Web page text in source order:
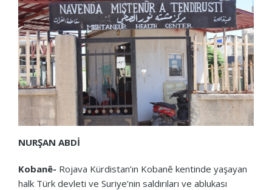
NURŞAN ABDİ
Kobanê- Rojava Kürdistan’ın Kobanê kentinde yaşayan
halk Türk devleti ve Suriye’nin saldırıları ve ablukası